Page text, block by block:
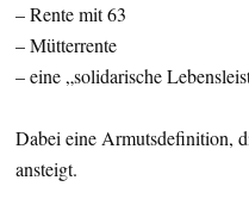
– Rente mit 63
– Mütterrente
– eine „solidarische
Dabei eine Armutsdefinition,
ansteigt.